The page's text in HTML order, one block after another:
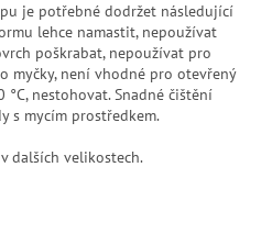
je potřebné dodržet následující
lehce namastit, nepoužívat
poškrabat, nepoužívat pro
myčky, není vhodné pro otevřený
nestohovat. Snadné čištění
s mycím prostředkem.
dalších velikostech.